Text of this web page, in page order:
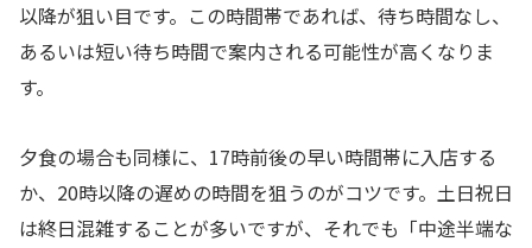
以降が狙い目です。この時間帯であれば、待ち時間なし、
あるいは短い待ち時間で案内される可能性が高くなりま
す。
夕食の場合も同様に、17時前後の早い時間帯に入店する
か、20時以降の遅めの時間を狙うのがコツです。土日祝日
は終日混雑することが多いですが、それでも「中途半端な